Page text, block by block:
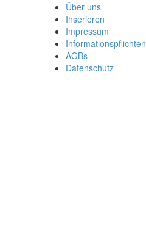
Über uns
Inserieren
Impressum
Informationspflichten
AGBs
Datenschutz